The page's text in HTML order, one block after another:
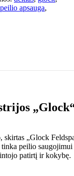
peilio apsauga,
skirtas „Glock
peilio
patirtį ir kokybę.